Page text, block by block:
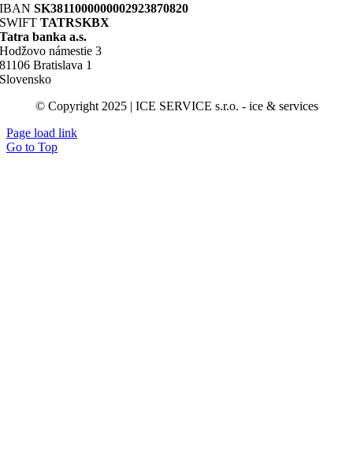
IBANSK3811000000002923870820
SWIFT TATRSKBX
Tatra banka a.s.
Hodžovo námestie 3
81106 Bratislava 1
Slovensko
© Copyright 2025 | ICE SERVICE s.r.o. - ice & services
Page load link
Go to Top